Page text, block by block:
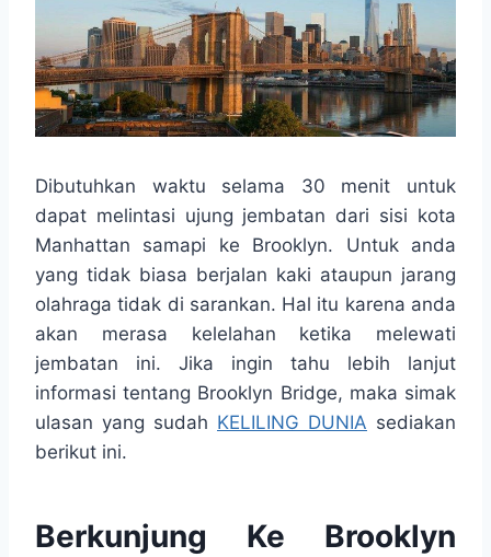
Dibutuhkan waktu selama 30 menit untuk
dapat melintasi ujung jembatan dari sisi kota
Manhattan samapi ke Brooklyn. Untuk anda
yang tidak biasa berjalan kaki ataupun jarang
olahraga tidak di sarankan. Hal itu karena anda
akan merasa kelelahan ketika melewati
jembatan ini. Jika ingin tahu lebih lanjut
informasi tentang Brooklyn Bridge, maka simak
ulasan yang sudah KELILING DUNIA sediakan
berikut ini.
Berkunjung Ke Brooklyn